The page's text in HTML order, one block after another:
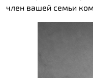
член вашей семьи